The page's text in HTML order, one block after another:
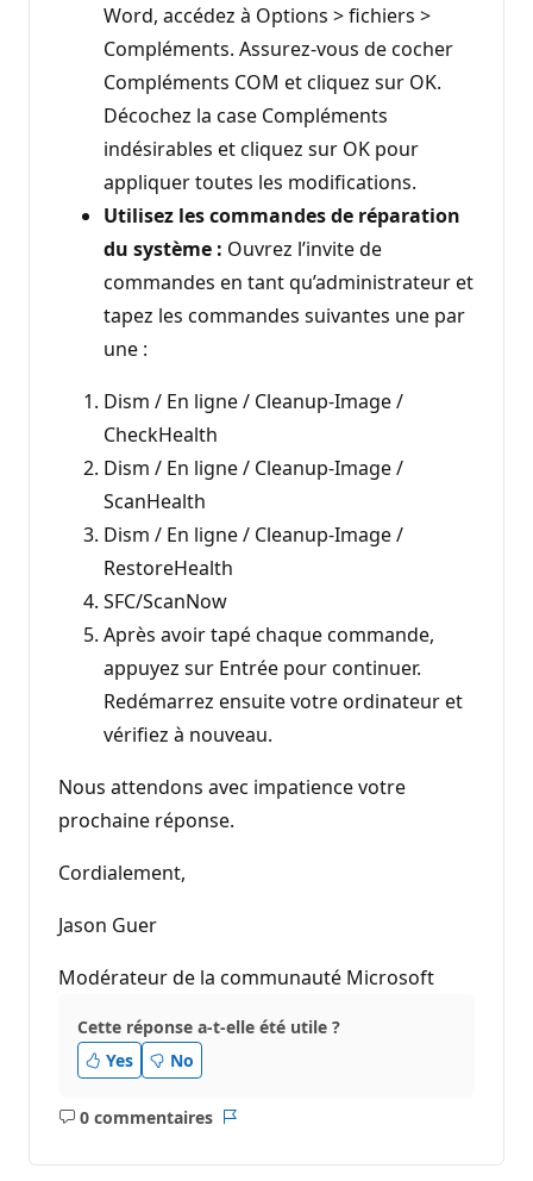
Word, accédez à Options > fichiers >
Compléments. Assurez-vous de cocher
Compléments COM et cliquez sur OK.
Décochez la case Compléments
indésirables et cliquez sur OK pour
appliquer toutes les modifications.
Utilisez les commandes de réparation
du système : Ouvrez l’invite de
commandes en tant qu’administrateur et
tapez les commandes suivantes une par
une :
Dism / En ligne / Cleanup-Image /
CheckHealth
Dism / En ligne / Cleanup-Image /
ScanHealth
Dism / En ligne / Cleanup-Image /
RestoreHealth
SFC/ScanNow
Après avoir tapé chaque commande,
appuyez sur Entrée pour continuer.
Redémarrez ensuite votre ordinateur et
vérifiez à nouveau.
Nous attendons avec impatience votre
prochaine réponse.
Cordialement,
Jason Guer
Modérateur de la communauté Microsoft
Cette réponse a-t-elle été utile ?
Yes
No
0 commentaires
Aucun